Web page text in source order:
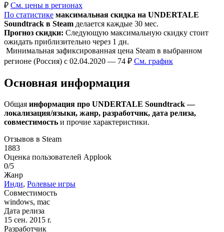
₽ См. цены в регионах
По статистике максимальная скидка на UNDERTALE
Soundtrack в Steam делается каждые 30 мес.
Прогноз скидки: Следующую максимальную скидку стоит
ожидать приблизительно через 1 дн.
Минимальная зафиксированная цена Steam в выбранном
регионе (Россия) с 02.04.2020 — 74 ₽ См. график
Основная информация
Общая информация про UNDERTALE Soundtrack —
локализация/языки, жанр, разработчик, дата релиза,
совместимость и прочие характеристики.
Отзывов в Steam
1883
Оценка пользователей Applook
0/5
Жанр
Инди, Ролевые игры
Совместимость
windows, mac
Дата релиза
15 сен. 2015 r.
Разработчик